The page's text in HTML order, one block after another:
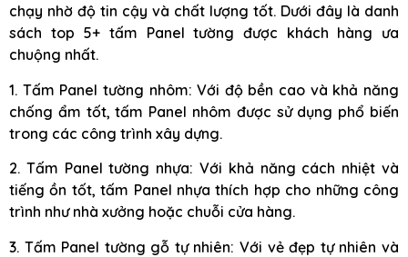
chạy nhờ độ tin cậy và chất lượng tốt. Dưới đây là danh
sách top 5+ tấm Panel tường được khách hàng ưa
chuộng nhất.
1. Tấm Panel tường nhôm: Với độ bền cao và khả năng
chống ẩm tốt, tấm Panel nhôm được sử dụng phổ biến
trong các công trình xây dựng.
2. Tấm Panel tường nhựa: Với khả năng cách nhiệt và
tiếng ồn tốt, tấm Panel nhựa thích hợp cho những công
trình như nhà xưởng hoặc chuỗi cửa hàng.
3. Tấm Panel tường gỗ tự nhiên: Với vẻ đẹp tự nhiên và